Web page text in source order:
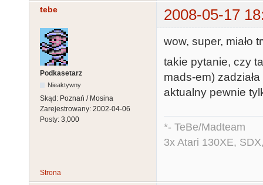
tebe 2008-05-17
Podkasetarz
Nieaktywny
Skąd: Poznań / Mosina
Zarejestrowany: 2002-04-06
Posty: 3,000
wow, super, miało
takie pytanie, czy
mads-em)
aktualny pewnie
*- TeBe/Madteam
3x Atari 130XE,
Strona